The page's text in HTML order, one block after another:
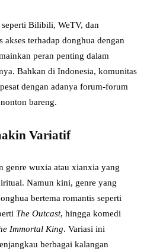
Bilibili, WeTV, dan
terhadap donghua dengan
peran penting dalam
Bahkan di Indonesia, komunitas
dengan adanya forum-forum
bareng.
Variatif
genre wuxia atau xianxia yang
Namun kini, genre yang
bertema romantis seperti
The Outcast, hingga komedi
Immortal King. Variasi ini
berbagai kalangan